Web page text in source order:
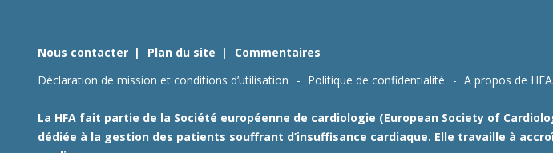
Nous contacter Plan du site
Commentaires
Déclaration de mission et conditions d’utilisation
Politique de confidentialité A propos de
La HFA fait partie de la Société européenne de cardiologie (European Society of
dédiée à la gestion des patients souffrant d’insuffisance cardiaque. Elle travaille à